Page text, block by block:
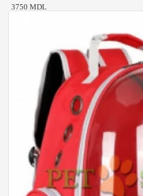
3750 MDL